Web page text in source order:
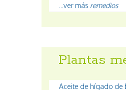
...ver más remedios
Plantas
Aceite de hígado de